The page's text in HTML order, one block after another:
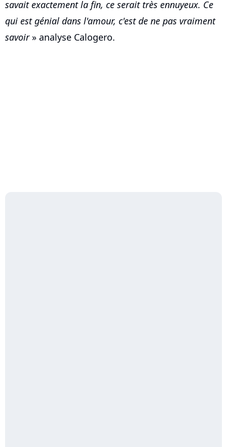
savait exactement la fin, ce serait très ennuyeux. Ce
qui est génial dans l'amour, c'est de ne pas vraiment
savoir» analyse Calogero.